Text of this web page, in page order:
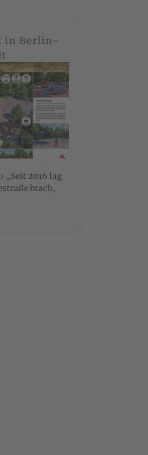
in Berlin-
„Seit 2016 lag
brach,